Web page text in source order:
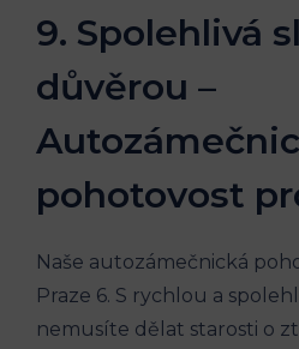
9.⁤ Spolehlivá
důvěrou –
⁣pohotovost
Naše autozámečnická
Praze 6. ‍S rychlou⁣ a
‍nemusíte⁢ dělat starosti o